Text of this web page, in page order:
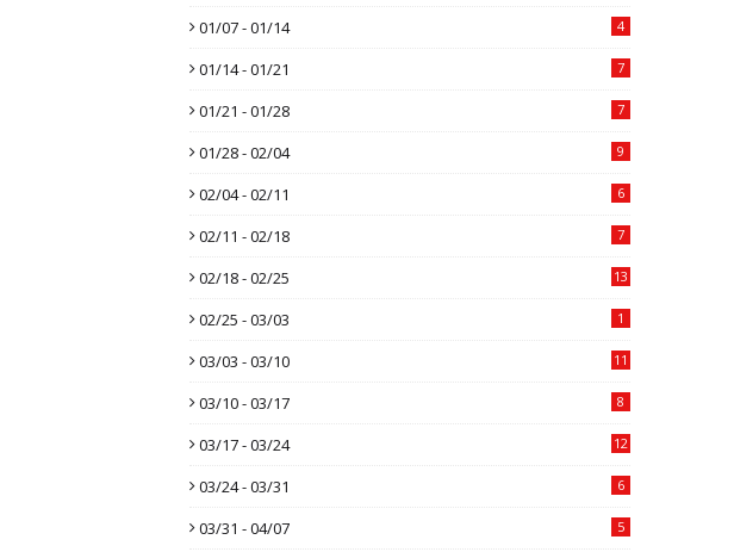
01/07 - 01/14 4
01/14 - 01/21 7
01/21 - 01/28 7
01/28 - 02/04 9
02/04 - 02/11 6
02/11 - 02/18 7
02/18 - 02/25 13
02/25 - 03/03 1
03/03 - 03/10 11
03/10 - 03/17 8
03/17 - 03/24 12
03/24 - 03/31 6
03/31 - 04/07 5